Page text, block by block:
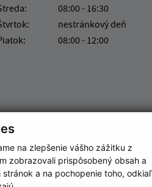
na zlepšenie vášho zážitku z
zobrazovali prispôsobený obsah a
a na pochopenie toho, odkiaľ
Response
08:00 - 16:30
nestránkový deň
08:00 - 12:00